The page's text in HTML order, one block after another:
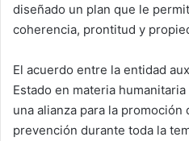
diseñado un plan que le
coherencia, prontitud y
El acuerdo entre la entidad
Estado en materia
una alianza para la promoción
prevención durante toda la